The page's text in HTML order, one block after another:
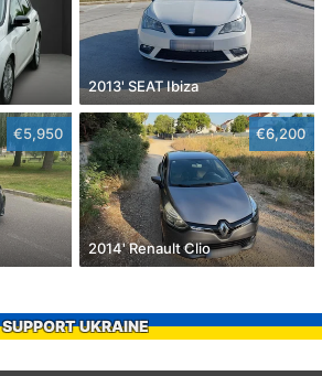
2013' SEAT Ibiza
€5,950 €6,200
2014' Renault Clio
SUPPORT UKRAINE